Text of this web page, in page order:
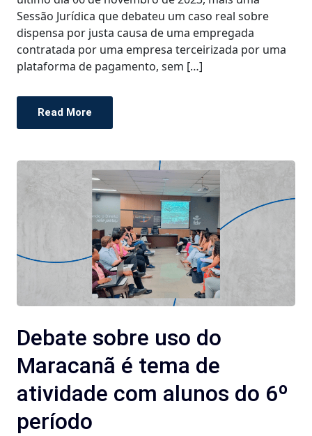
Sessão Jurídica que debateu um caso real sobre
dispensa por justa causa de uma empregada
contratada por uma empresa terceirizada por uma
plataforma de pagamento, sem […]
Read More
Debate sobre uso do
Maracanã é tema de
atividade com alunos do 6º
período